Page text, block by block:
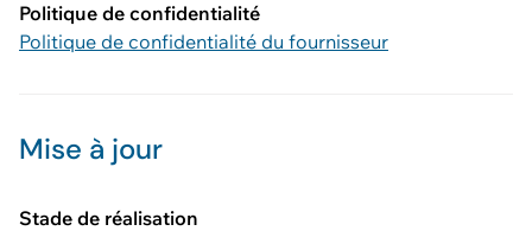
Politique de confidentialité
Politique de confidentialité du fournisseur
Mise à jour
Stade de réalisation